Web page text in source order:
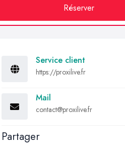
Réserver
Service client
https://proxilive.fr
Mail
contact@proxilive.fr
Partager